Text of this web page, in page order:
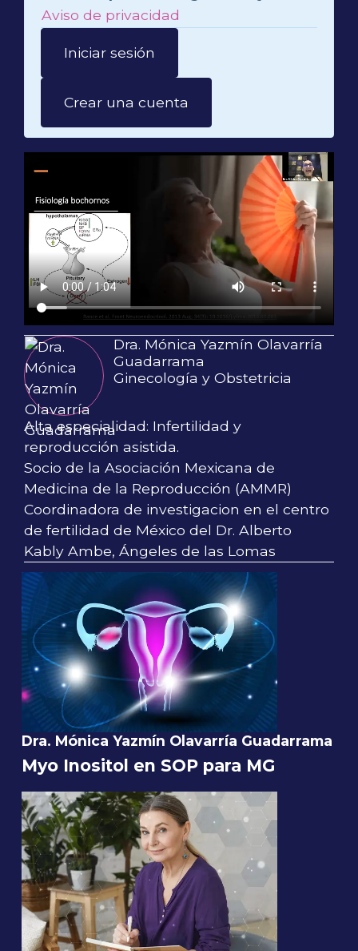
Aviso de privacidad
Iniciar sesión
Crear una cuenta
Dra. Mónica Yazmín Olavarría
Guadarrama
Ginecología y Obstetricia
Alta especialidad: Infertilidad y
reproducción asistida.
Socio de la Asociación Mexicana de
Medicina de la Reproducción (AMMR)
Coordinadora de investigacion en el centro
de fertilidad de México del Dr. Alberto
Kably Ambe, Ángeles de las Lomas
Dra. Mónica Yazmín Olavarría Guadarrama
Myo Inositol en SOP para MG